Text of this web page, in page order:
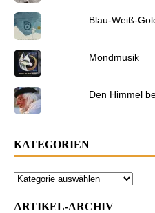
Blau-Weiß-
Mondmusik
Den Himmel
KATEGORIEN
ARTIKEL-ARCHIV